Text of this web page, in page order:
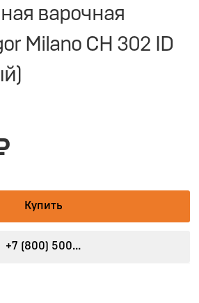
варочная
Milano CH 302 ID
Купить
+7 (800) 500...